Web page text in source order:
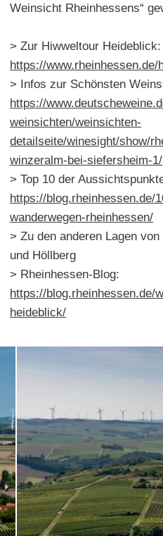
Weinsicht Rheinhessens“
> Zur Hiwweltour Heideblick:
https://www.rheinhessen.de/
> Infos zur Schönsten
https://
weinsichten/weinsichten-
detailseite/winesight/show/
winzeralm-bei-siefersheim-1/
> Top 10 der
https://blog.rheinhessen.de/
wanderwegen-rheinhessen/
> Zu den anderen Lagen
und Höllberg
> Rheinhessen-Blog:
https://blog.rheinhessen.de/
heideblick/